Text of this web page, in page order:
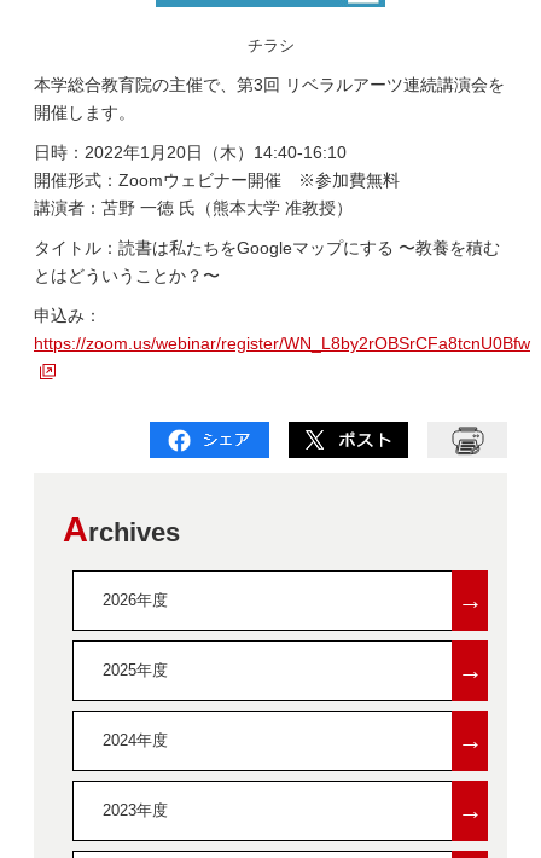
チラシ
本学総合教育院の主催で、第3回 リベラルアーツ連続講演会を
開催します。
日時：2022年1月20日（木）14:40-16:10
開催形式：Zoomウェビナー開催 ※参加費無料
講演者：苫野 一徳 氏（熊本大学 准教授）
タイトル：読書は私たちをGoogleマップにする 〜教養を積む
とはどういうことか？〜
申込み：
https://zoom.us/webinar/register/WN_L8by2rOBSrCFa8tcnU0Bfw
Archives
2026年度 →
2025年度 →
2024年度 →
2023年度 →